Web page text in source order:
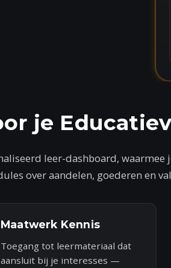
je
leer-dashboard, waarmee
over aandelen, goederen en
Maatwerk Kennis
Toegang tot leermateriaal dat
aansluit bij je interesses —